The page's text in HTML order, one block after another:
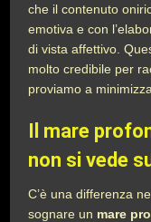
che il contenuto
emotiva e con
di vista affettivo.
molto credibile per
proviamo a
Il mare
non si vede
C’è una differenza
sognare un mare